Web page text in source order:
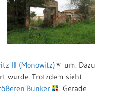
III (Monowitz)
um. Dazu
wurde. Trotzdem sieht
Bunker
. Gerade